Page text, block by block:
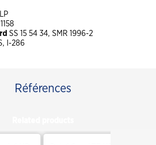
SS 15 54 34, SMR 1996-2
I-286
Références